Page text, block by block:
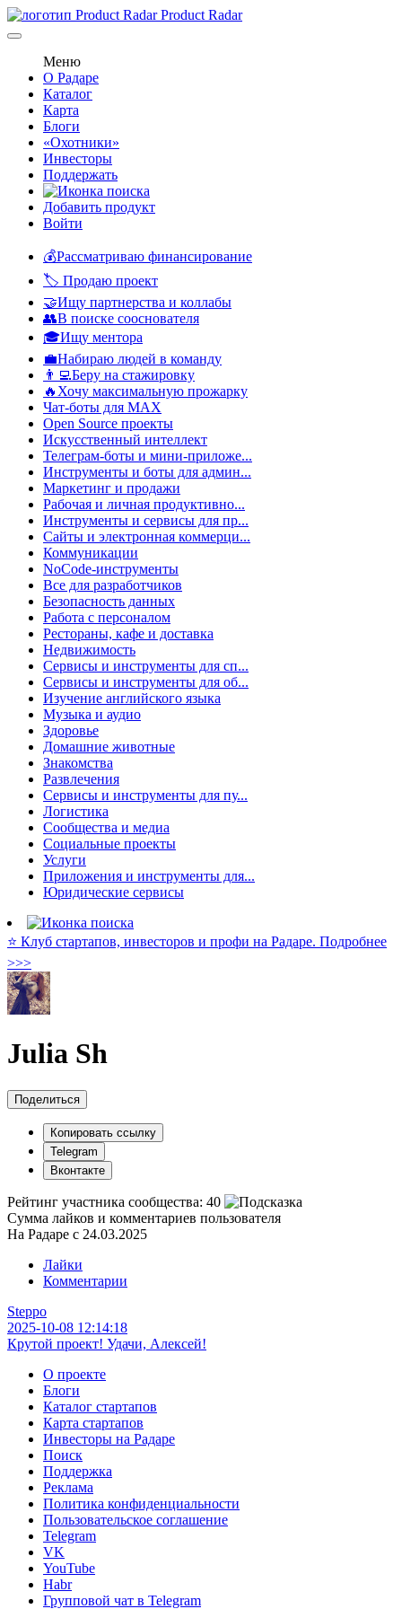
Product Radar
Меню
О Радаре
Каталог
Карта
Блоги
«Охотники»
Инвесторы
Поддержать
Добавить продукт
Войти
💰Рассматриваю финансирование
🏷️ Продаю проект
🤝Ищу партнерства и коллабы
👥В поиске сооснователя
🎓Ищу ментора
💼Набираю людей в команду
👨‍💻Беру на стажировку
🔥Хочу максимальную прожарку
Чат-боты для MAX
Open Source проекты
Искусственный интеллект
Телеграм-боты и мини-приложе...
Инструменты и боты для админ...
Маркетинг и продажи
Рабочая и личная продуктивно...
Инструменты и сервисы для пр...
Сайты и электронная коммерци...
Коммуникации
NoCode-инструменты
Все для разработчиков
Безопасность данных
Работа с персоналом
Рестораны, кафе и доставка
Недвижимость
Сервисы и инструменты для сп...
Сервисы и инструменты для об...
Изучение английского языка
Музыка и аудио
Здоровье
Домашние животные
Знакомства
Развлечения
Сервисы и инструменты для пу...
Логистика
Сообщества и медиа
Социальные проекты
Услуги
Приложения и инструменты для...
Юридические сервисы
⭐️ Клуб стартапов, инвесторов и профи на Радаре. Подробнее
>>>
Julia Sh
Поделиться
Копировать ссылку
Telegram
Вконтакте
Рейтинг участника сообщества: 40
Сумма лайков и комментариев пользователя
На Радаре с 24.03.2025
Лайки
Комментарии
Steppo
2025-10-08 12:14:18
Крутой проект! Удачи, Алексей!
О проекте
Блоги
Каталог стартапов
Карта стартапов
Инвесторы на Радаре
Поиск
Поддержка
Реклама
Политика конфиденциальности
Пользовательское соглашение
Telegram
VK
YouTube
Habr
Групповой чат в Telegram